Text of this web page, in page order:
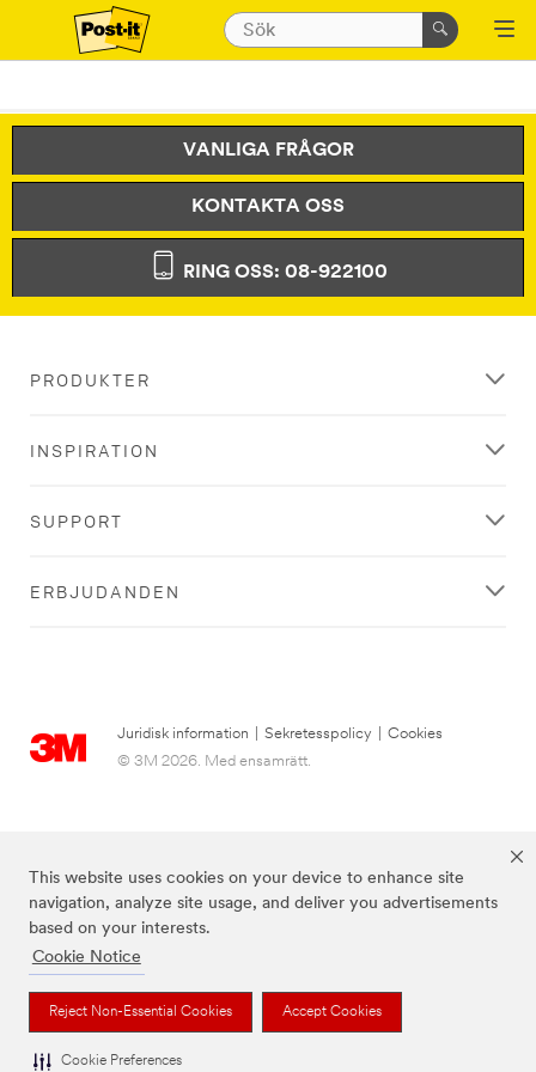
This website uses cookies on your device to enhance site
navigation, analyze site usage, and deliver you advertisements
based on your interests.
Cookie Notice
Reject Non-Essential Cookies Accept Cookies
Cookie Preferences
VANLIGA FRÅGOR
KONTAKTA OSS
RING OSS: 08-922100
PRODUKTER
INSPIRATION
SUPPORT
ERBJUDANDEN
Juridisk information Sekretesspolicy
Cookies
© 3M 2026. Med ensamrätt.
3M, Post-it® och färgen Canary Yellow™ är varumärken som tillhör 3M.